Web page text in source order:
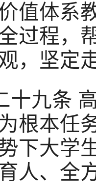
值体系
过程，
，坚定
十九条
根本任
下大学
人、全